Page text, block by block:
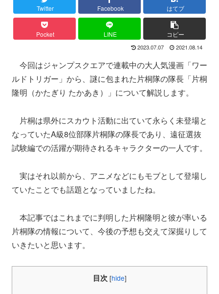
Twitter Facebook はてブ
Pocket LINE コピー
2023.07.07 2021.08.14
今回はジャンプスクエアで連載中の大人気漫画「ワー
ルドトリガー」から、謎に包まれた片桐隊の隊長「片桐
隆明（かたぎり たかあき）」について解説します。
片桐は県外にスカウト活動に出ていて永らく未登場と
なっていたA級8位部隊片桐隊の隊長であり、遠征選抜
試験編での活躍が期待されるキャラクターの一人です。
実はそれ以前から、アニメなどにもモブとして登場し
ていたことでも話題となっていましたね。
本記事ではこれまでに判明した片桐隆明と彼が率いる
片桐隊の情報について、今後の予想も交えて深掘りして
いきたいと思います。
目次 [hide]